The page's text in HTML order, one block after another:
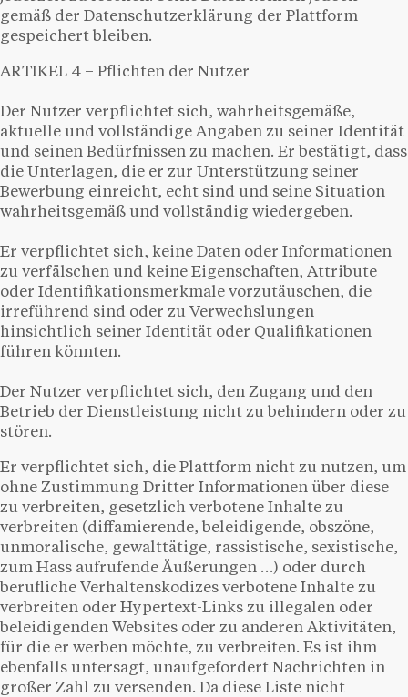
gemäß der Datenschutzerklärung der Plattform
gespeichert bleiben.
ARTIKEL 4 – Pflichten der Nutzer
Der Nutzer verpflichtet sich, wahrheitsgemäße,
aktuelle und vollständige Angaben zu seiner Identität
und seinen Bedürfnissen zu machen. Er bestätigt, dass
die Unterlagen, die er zur Unterstützung seiner
Bewerbung einreicht, echt sind und seine Situation
wahrheitsgemäß und vollständig wiedergeben.
Er verpflichtet sich, keine Daten oder Informationen
zu verfälschen und keine Eigenschaften, Attribute
oder Identifikationsmerkmale vorzutäuschen, die
irreführend sind oder zu Verwechslungen
hinsichtlich seiner Identität oder Qualifikationen
führen könnten.
Der Nutzer verpflichtet sich, den Zugang und den
Betrieb der Dienstleistung nicht zu behindern oder zu
stören.
Er verpflichtet sich, die Plattform nicht zu nutzen, um
ohne Zustimmung Dritter Informationen über diese
zu verbreiten, gesetzlich verbotene Inhalte zu
verbreiten (diffamierende, beleidigende, obszöne,
unmoralische, gewalttätige, rassistische, sexistische,
zum Hass aufrufende Äußerungen …) oder durch
berufliche Verhaltenskodizes verbotene Inhalte zu
verbreiten oder Hypertext-Links zu illegalen oder
beleidigenden Websites oder zu anderen Aktivitäten,
für die er werben möchte, zu verbreiten. Es ist ihm
ebenfalls untersagt, unaufgefordert Nachrichten in
großer Zahl zu versenden. Da diese Liste nicht